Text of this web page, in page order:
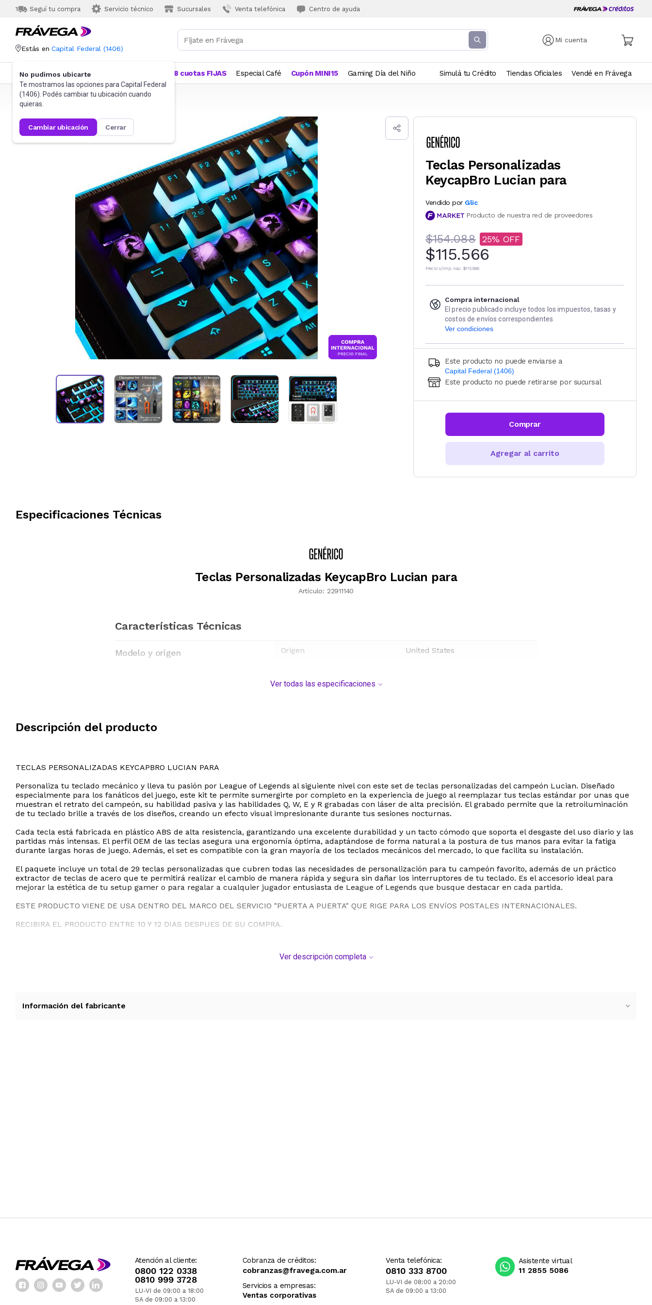
Seguí tu compra Servicio técnico Sucursales Venta telefónica Centro de ayuda
Mi cuenta
Estás en Capital Federal (1406)
No pudimos ubicarte
Te mostramos las opciones para Capital Federal
(1406). Podés cambiar tu ubicación cuando
quieras.
cambiar ubicación cerrar
Categorías Más Vendidos 18 cuotas FIJAS Especial Café Cupón MINI15 Gaming Día del Niño Simulá tu Crédito Tiendas Oficiales Vendé en Frávega
Frávega Videojuegos Accesorios
Teclas Personalizadas
KeycapBro Lucian para
Vendido por Glic
Producto de nuestra red de proveedores
$154.088 25
$115.566
Precio s/imp. nac. $115.566
Compra internacional
El precio publicado incluye todos los impuestos, tasas y
costos de envíos correspondientes
Ver condiciones
Este producto no puede enviarse a
Capital Federal (1406)
Ingresá código postal (sólo números)
CALCULAR
Este producto no puede retirarse por sucursal
Comprar
Agregar al carrito
Especificaciones Técnicas
Teclas Personalizadas KeycapBro Lucian para
Artículo: 22911140
Características Técnicas
Modelo y origen Origen United States
Ver todas las especificaciones
Descripción del producto
TECLAS PERSONALIZADAS KEYCAPBRO LUCIAN PARA
Personaliza tu teclado mecánico y lleva tu pasión por League of Legends al siguiente nivel con este set de teclas personalizadas del campeón Lucian. Diseñado
especialmente para los fanáticos del juego, este kit te permite sumergirte por completo en la experiencia de juego al reemplazar tus teclas estándar por unas que
muestran el retrato del campeón, su habilidad pasiva y las habilidades Q, W, E y R grabadas con láser de alta precisión. El grabado permite que la retroiluminación
de tu teclado brille a través de los diseños, creando un efecto visual impresionante durante tus sesiones nocturnas.
Cada tecla está fabricada en plástico ABS de alta resistencia, garantizando una excelente durabilidad y un tacto cómodo que soporta el desgaste del uso diario y las
partidas más intensas. El perfil OEM de las teclas asegura una ergonomía óptima, adaptándose de forma natural a la postura de tus manos para evitar la fatiga
durante largas horas de juego. Además, el set es compatible con la gran mayoría de los teclados mecánicos del mercado, lo que facilita su instalación.
El paquete incluye un total de 29 teclas personalizadas que cubren todas las necesidades de personalización para tu campeón favorito, además de un práctico
extractor de teclas de acero que te permitirá realizar el cambio de manera rápida y segura sin dañar los interruptores de tu teclado. Es el accesorio ideal para
mejorar la estética de tu setup gamer o para regalar a cualquier jugador entusiasta de League of Legends que busque destacar en cada partida.
ESTE PRODUCTO VIENE DE USA DENTRO DEL MARCO DEL SERVICIO "PUERTA A PUERTA" QUE RIGE PARA LOS ENVíOS POSTALES INTERNACIONALES.
RECIBIRA EL PRODUCTO ENTRE 10 Y 12 DIAS DESPUES DE SU COMPRA.
Ver descripción completa
Información del fabricante
Atención al cliente:
0800 122 0338
0810 999 3728
LU-VI de 09:00 a 18:00
SA de 09:00 a 13:00
Cobranza de créditos:
cobranzas@fravega.com.ar
Servicios a empresas:
Ventas corporativas
Venta telefónica:
0810 333 8700
LU-VI de 08:00 a 20:00
SA de 09:00 a 13:00
Asistente virtual
11 2855 5086